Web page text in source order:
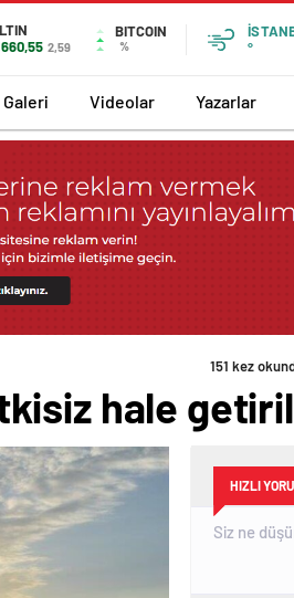
2,59
BITCOIN
%
°
Videolar Yazarlar
151 kez
hale
HIZLI